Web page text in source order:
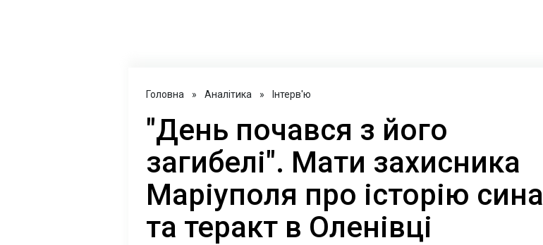
Головна » Аналітика » Інтерв'ю
"День почався з його
загибелі". Мати захисника
Маріуполя про історію сина
та теракт в Оленівці